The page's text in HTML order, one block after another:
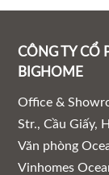
CÔNG TY CỔ
BIGHOME
Office &
Str., Cầu Giấy,
Văn phòng
Vinhomes